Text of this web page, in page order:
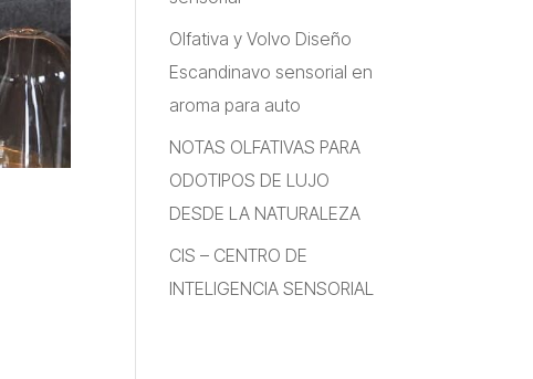
Olfativa y Volvo Diseño
Escandinavo sensorial en
aroma para auto
NOTAS OLFATIVAS PARA
ODOTIPOS DE LUJO
DESDE LA NATURALEZA
CIS – CENTRO DE
INTELIGENCIA SENSORIAL